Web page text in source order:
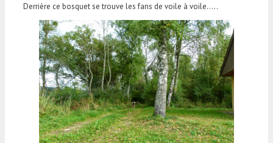
Derrière ce bosquet se trouve les fans de voile à voile…..